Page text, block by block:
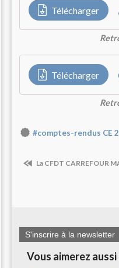
Télécharger
Télécharger
#comptes-rendus CE
La CFDT CARREFOUR
S'inscrire à la newsletter
Vous aimerez aussi